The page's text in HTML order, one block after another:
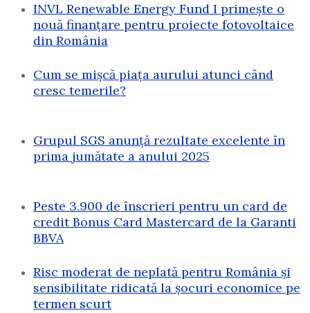
INVL Renewable Energy Fund I primește o
nouă finanțare pentru proiecte fotovoltaice
din România
Cum se mișcă piața aurului atunci când
cresc temerile?
Grupul SGS anunță rezultate excelente în
prima jumătate a anului 2025
Peste 3.900 de înscrieri pentru un card de
credit Bonus Card Mastercard de la Garanti
BBVA
Risc moderat de neplată pentru România și
sensibilitate ridicată la șocuri economice pe
termen scurt